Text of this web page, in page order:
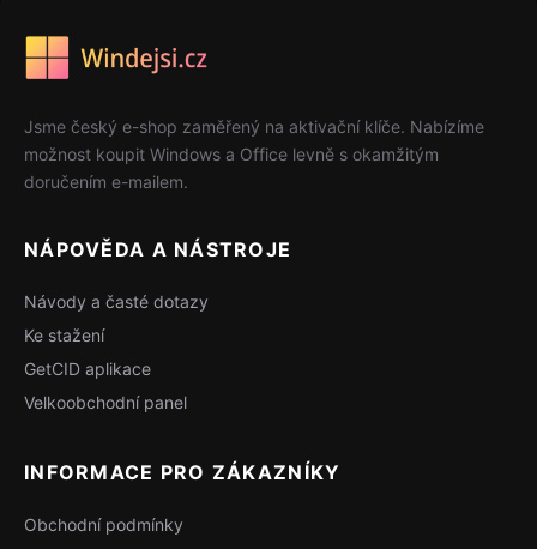
Jsme český e-shop zaměřený na aktivační klíče. Nabízíme
možnost koupit Windows a Office levně s okamžitým
doručením e-mailem.
NÁPOVĚDA A NÁSTROJE
Návody a časté dotazy
Ke stažení
GetCID aplikace
Velkoobchodní panel
INFORMACE PRO ZÁKAZNÍKY
Obchodní podmínky